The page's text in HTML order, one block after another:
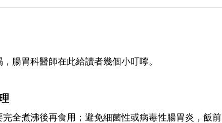
腸胃科醫師在此給讀者幾個小叮嚀。
全煮沸後再食用；避免細菌性或病毒性腸胃炎，飯前